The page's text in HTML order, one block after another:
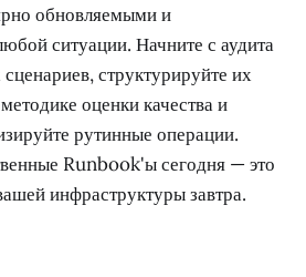
обновляемыми и
ситуации. Начните с аудита
структурируйте их
оценки качества и
рутинные операции.
Runbook'ы сегодня — это
инфраструктуры завтра.